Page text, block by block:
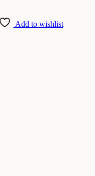
Add to wishlist